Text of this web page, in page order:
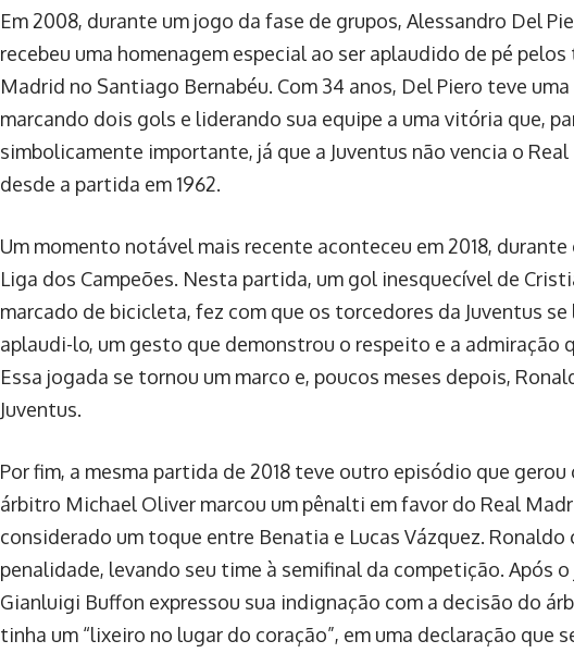
Em 2008, durante um jogo da fase de grupos, Alessandro Del
recebeu uma homenagem especial ao ser aplaudido de pé
Madrid no Santiago Bernabéu. Com 34 anos, Del Piero teve
marcando dois gols e liderando sua equipe a uma vitória que,
simbolicamente importante, já que a Juventus não vencia o
desde a partida em 1962.
Um momento notável mais recente aconteceu em 2018,
Liga dos Campeões. Nesta partida, um gol inesquecível de
marcado de bicicleta, fez com que os torcedores da Juventus
aplaudi-lo, um gesto que demonstrou o respeito e a admiração
Essa jogada se tornou um marco e, poucos meses depois,
Juventus.
Por fim, a mesma partida de 2018 teve outro episódio que
árbitro Michael Oliver marcou um pênalti em favor do Real
considerado um toque entre Benatia e Lucas Vázquez. Ronaldo
penalidade, levando seu time à semifinal da competição. Após
Gianluigi Buffon expressou sua indignação com a decisão do
tinha um “lixeiro no lugar do coração”, em uma declaração que